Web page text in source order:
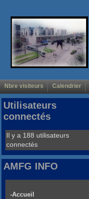
Nbre visiteurs Calendrier
Utilisateurs
connectés
Il y a 188 utilisateurs
connectés
AMFG INFO
-Accueil